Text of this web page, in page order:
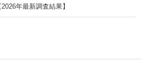
年最新調査結果】